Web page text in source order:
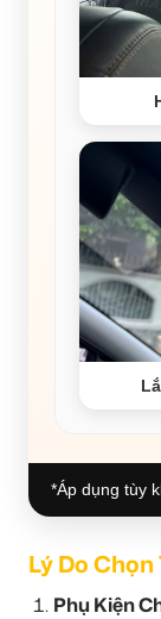
*Áp dụng tùy
Lý Do
Phụ Kiện